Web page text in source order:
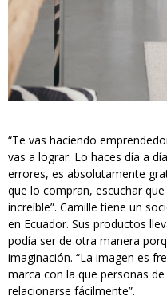
“Te vas haciendo
vas a lograr. Lo haces día a
errores, es absolutamente
que lo compran, escuchar
increíble”. Camille tiene un
en Ecuador. Sus productos
podía ser de otra manera
imaginación. “La imagen es
marca con la que personas
relacionarse fácilmente”.